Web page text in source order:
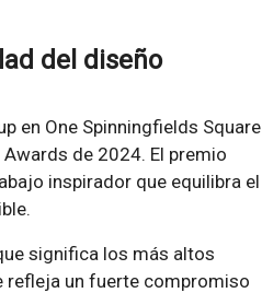
del diseño
en One Spinningfields Square
de 2024. El premio
inspirador que equilibra el
significa los más altos
refleja un fuerte compromiso